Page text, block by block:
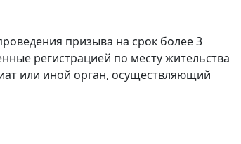
призыва на срок более 3
регистрацией по месту жительства
или иной орган, осуществляющий